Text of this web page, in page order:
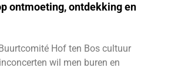
ontmoeting, ontdekking en
Hof ten Bos cultuur
wil men buren en